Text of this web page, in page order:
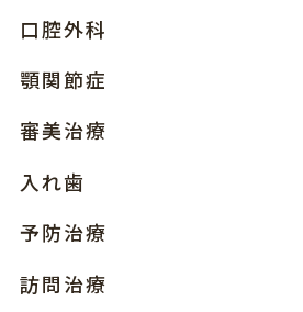
口腔外科
顎関節症
審美治療
入れ歯
予防治療
訪問治療